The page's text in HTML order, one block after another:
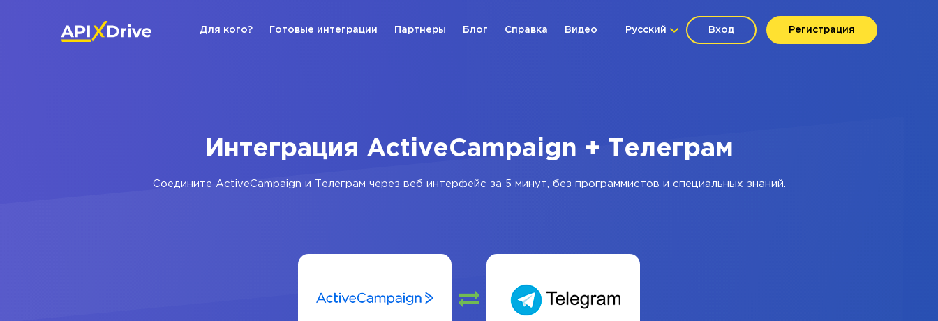
Вход Регистрация
Русский
Для кого? Готовые интеграции Партнеры Блог Справка Видео
Интеграция ActiveCampaign + Телеграм
Соедините ActiveCampaign и Телеграм через веб интерфейс за 5 минут, без программистов и специальных знаний.